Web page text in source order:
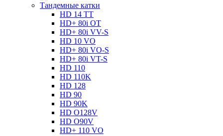
Тандемные катки
HD 14 TT
HD+ 80i OT
HD+ 80i VV-S
HD 10 VO
HD+ 80i VO-S
HD+ 80i VT-S
HD 110
HD 110K
HD 128
HD 90
HD 90K
HD O128V
HD O90V
HD+ 110 VO